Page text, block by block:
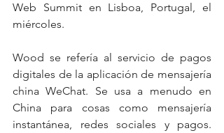
Web Summit en Lisboa, Portugal, el
miércoles.
Wood se refería al servicio de pagos
digitales de la aplicación de mensajería
china WeChat. Se usa a menudo en
China para cosas como mensajería
instantánea, redes sociales y pagos.